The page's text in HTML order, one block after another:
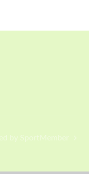
by SportMember